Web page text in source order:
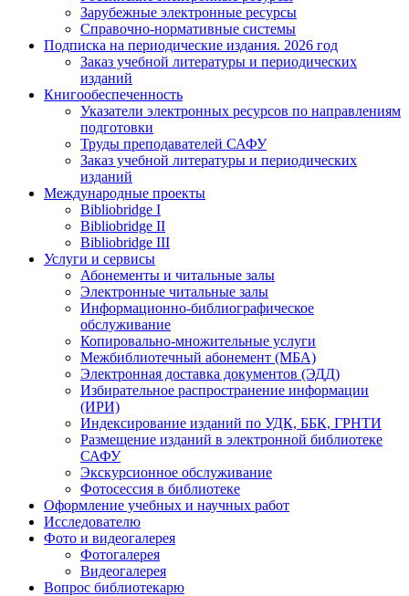
Зарубежные электронные ресурсы
Справочно-нормативные системы
Подписка на периодические издания. 2026 год
Заказ учебной литературы и периодических
изданий
Книгообеспеченность
Указатели электронных ресурсов по направлениям
подготовки
Труды преподавателей САФУ
Заказ учебной литературы и периодических
изданий
Международные проекты
Bibliobridge I
Bibliobridge II
Bibliobridge III
Услуги и сервисы
Абонементы и читальные залы
Электронные читальные залы
Информационно-библиографическое
обслуживание
Копировально-множительные услуги
Межбиблиотечный абонемент (МБА)
Электронная доставка документов (ЭДД)
Избирательное распространение информации
(ИРИ)
Индексирование изданий по УДК, ББК, ГРНТИ
Размещение изданий в электронной библиотеке
САФУ
Экскурсионное обслуживание
Фотосессия в библиотеке
Оформление учебных и научных работ
Исследователю
Фото и видеогалерея
Фотогалерея
Видеогалерея
Вопрос библиотекарю